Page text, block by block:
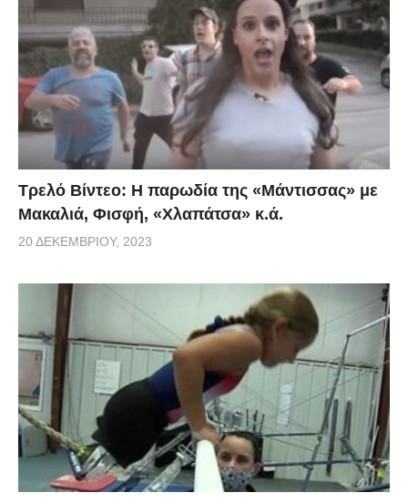
Τρελό Βίντεο: H παρωδία της «Μάντισσας» με
Μακαλιά, Φισφή, «Χλαπάτσα» κ.ά.
20 ΔΕΚΕΜΒΡΊΟΥ, 2023